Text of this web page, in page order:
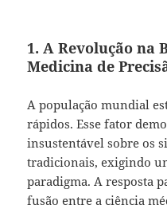
1. A Revolução na
Medicina de
A população mundial
rápidos. Esse fator
insustentável sobre os
tradicionais, exigindo
paradigma. A resposta
fusão entre a ciência